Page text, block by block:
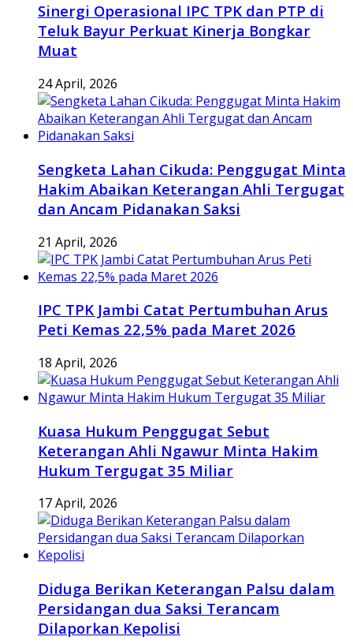
Sinergi Operasional IPC TPK dan PTP di
Teluk Bayur Perkuat Kinerja Bongkar
Muat
24 April, 2026
Sengketa Lahan Cikuda: Penggugat Minta
Hakim Abaikan Keterangan Ahli Tergugat
dan Ancam Pidanakan Saksi
21 April, 2026
IPC TPK Jambi Catat Pertumbuhan Arus
Peti Kemas 22,5% pada Maret 2026
18 April, 2026
Kuasa Hukum Penggugat Sebut
Keterangan Ahli Ngawur Minta Hakim
Hukum Tergugat 35 Miliar
17 April, 2026
Diduga Berikan Keterangan Palsu dalam
Persidangan dua Saksi Terancam
Dilaporkan Kepolisi